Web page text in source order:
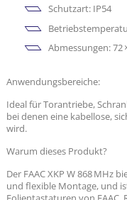
Schutzart: IP54
Abmessungen: 72
Anwendungsbereiche:
Ideal für Torantriebe,
bei denen eine kabellose,
wird.
Warum dieses Produkt?
Der FAAC XKP W 868 MHz
und flexible Montage, und